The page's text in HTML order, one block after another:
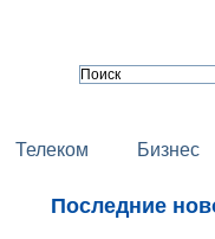
Телеком Бизнес
Последние